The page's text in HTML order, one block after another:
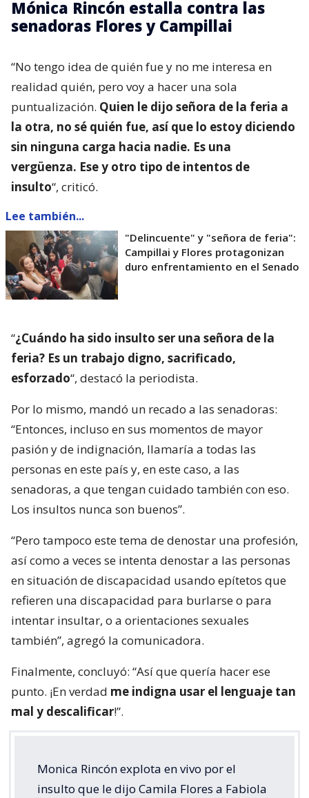
Mónica Rincón estalla contra las
senadoras Flores y Campillai
“No tengo idea de quién fue y no me interesa en
realidad quién, pero voy a hacer una sola
puntualización. Quien le dijo señora de la feria a
la otra, no sé quién fue, así que lo estoy diciendo
sin ninguna carga hacia nadie. Es una
vergüenza. Ese y otro tipo de intentos de
insulto“, criticó.
Lee también...
"Delincuente" y "señora de feria":
Campillai y Flores protagonizan
duro enfrentamiento en el Senado
“¿Cuándo ha sido insulto ser una señora de la
feria? Es un trabajo digno, sacrificado,
esforzado“, destacó la periodista.
Por lo mismo, mandó un recado a las senadoras:
“Entonces, incluso en sus momentos de mayor
pasión y de indignación, llamaría a todas las
personas en este país y, en este caso, a las
senadoras, a que tengan cuidado también con eso.
Los insultos nunca son buenos”.
“Pero tampoco este tema de denostar una profesión,
así como a veces se intenta denostar a las personas
en situación de discapacidad usando epítetos que
refieren una discapacidad para burlarse o para
intentar insultar, o a orientaciones sexuales
también”, agregó la comunicadora.
Finalmente, concluyó: “Así que quería hacer ese
punto. ¡En verdad me indigna usar el lenguaje tan
mal y descalificar!”.
Monica Rincón explota en vivo por el
insulto que le dijo Camila Flores a Fabiola